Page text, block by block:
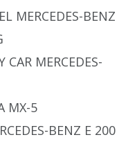
MERCEDES-BENZ
MERCEDES-
MX-5
BENZ E 200